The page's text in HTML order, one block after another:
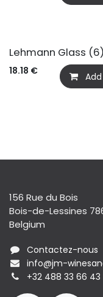
Lehmann Glass
18.18 €
156 Rue du Bois
Bois-de-Lessines
Belgium
Contactez-nous
info@jm-
+32 488 33 66 43